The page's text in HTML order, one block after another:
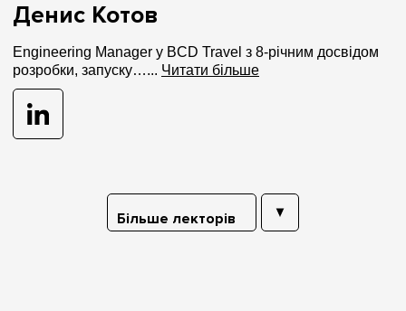
Денис Котов
Engineering Manager у BCD Travel з 8-річним досвідом
розробки, запуску…... Читати більше
Більше лекторів